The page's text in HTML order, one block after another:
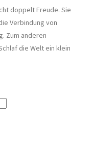
doppelt Freude. Sie
Verbindung von
Zum anderen
die Welt ein klein